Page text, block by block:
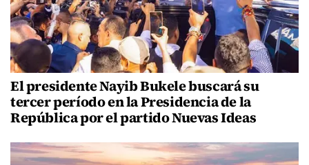
El presidente Nayib Bukele buscará su
tercer período en la Presidencia de la
República por el partido Nuevas Ideas